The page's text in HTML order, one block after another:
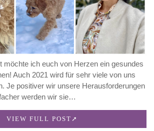
möchte ich euch von Herzen ein gesundes
Auch 2021 wird für sehr viele von uns
Je positiver wir unsere Herausforderungen
werden wir sie…
VIEW FULL POST